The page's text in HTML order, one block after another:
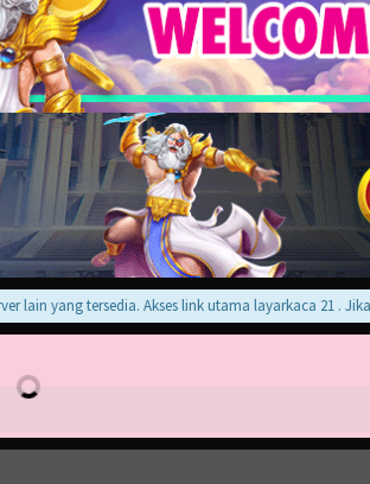
tersedia. Akses link utama layarkaca 21 . Jika